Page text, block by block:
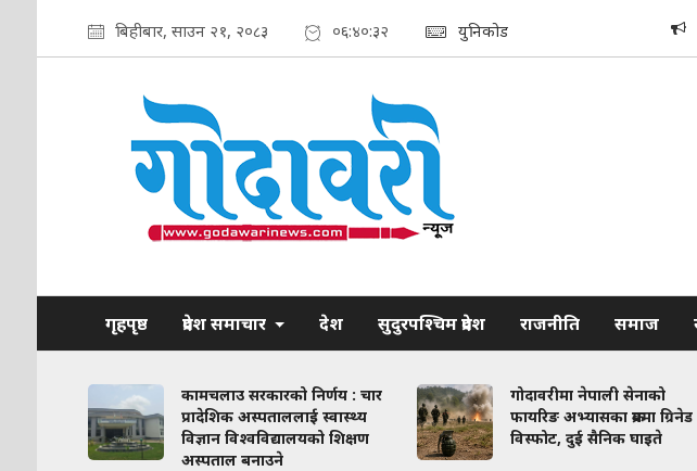
बिहीबार, साउन २१, २०८३ ०६:४०:३३ युनिकोड
गृहपृष्ठ प्रदेश समाचार देश सुदुरपश्चिम प्रदेश राजनीति समाज
कामचलाउ सरकारको निर्णय : चार
प्रादेशिक अस्पताललाई स्वास्थ्य
विज्ञान विश्वविद्यालयको शिक्षण
अस्पताल बनाउने
गोदावरीमा नेपाली सेनाको
फायरिङ अभ्यासका क्रममा ग्रिनेड
विस्फोट, दुई सैनिक घाइते